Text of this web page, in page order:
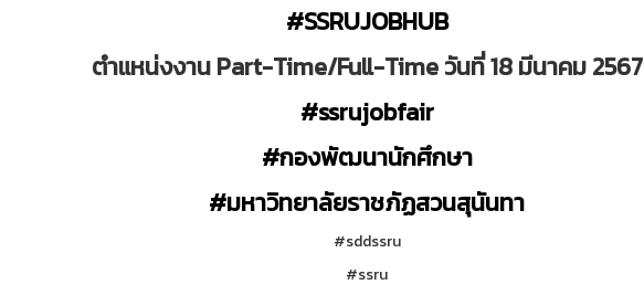
#SSRUJOBHUB
ตำแหน่งงาน Part-Time/Full-Time วันที่ 18 มีนาคม 2567
#ssrujobfair
#กองพัฒนานักศึกษา
#มหาวิทยาลัยราชภัฏสวนสุนันทา
#sddssru
#ssru